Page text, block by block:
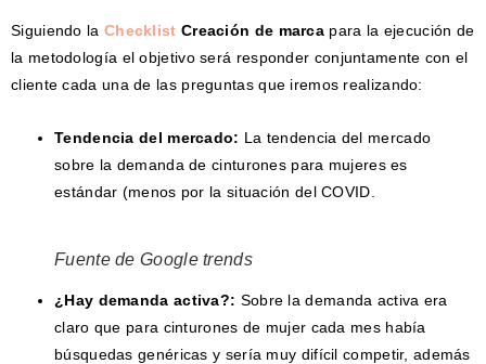
Siguiendo la Checklist Creación de marca para la ejecución de
la metodología el objetivo será responder conjuntamente con el
cliente cada una de las preguntas que iremos realizando:
Tendencia del mercado: La tendencia del mercado
sobre la demanda de cinturones para mujeres es
estándar (menos por la situación del COVID.
Fuente de Google trends
¿Hay demanda activa?: Sobre la demanda activa era
claro que para cinturones de mujer cada mes había
búsquedas genéricas y sería muy difícil competir, además